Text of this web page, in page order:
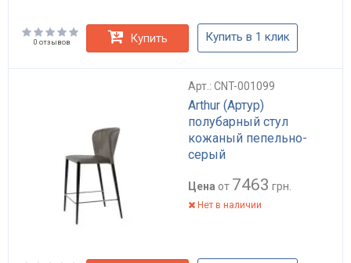
0 отзывов Купить Купить в 1 клик
Арт.: CNT-001099
Arthur (Артур)
полубарный стул
кожаный пепельно-
серый
Цена от 7463 грн.
Нет в наличии